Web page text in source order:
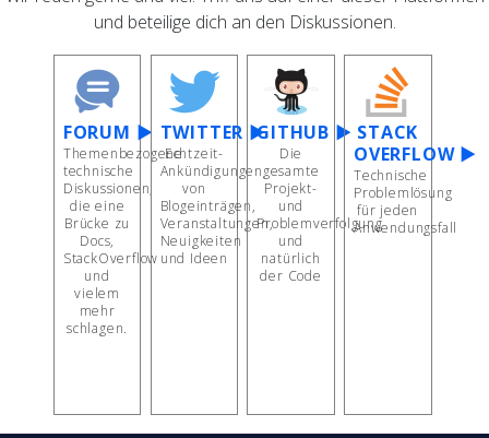
und beteilige dich an den Diskussionen.
FORUM ▶
Themenbezogene
technische
Diskussionen,
die eine
Brücke zu
Docs,
StackOverflow
und
vielem
mehr
schlagen.
TWITTER ▶
Echtzeit-
Ankündigungen
von
Blogeinträgen,
Veranstaltungen,
Neuigkeiten
und Ideen
GITHUB ▶
Die
gesamte
Projekt-
und
Problemverfolgung
und
natürlich
der Code
STACK
OVERFLOW ▶
Technische
Problemlösung
für jeden
Anwendungsfall